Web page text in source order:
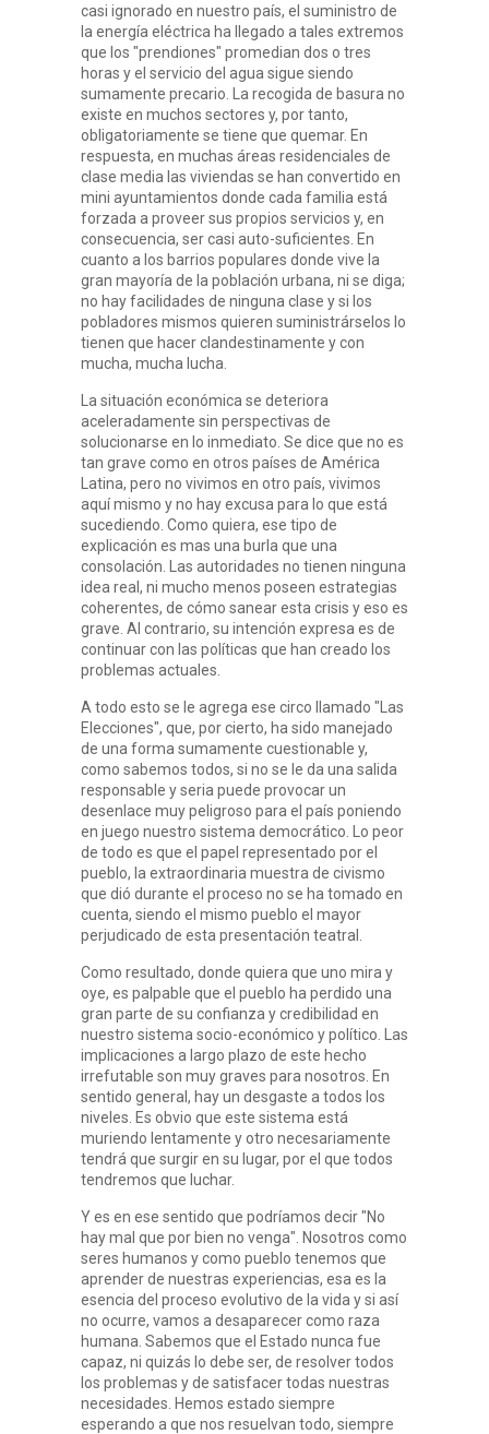
casi ignorado en nuestro país, el suministro de
la energía eléctrica ha llegado a tales extremos
que los "prendiones" promedian dos o tres
horas y el servicio del agua sigue siendo
sumamente precario. La recogida de basura no
existe en muchos sectores y, por tanto,
obligatoriamente se tiene que quemar. En
respuesta, en muchas áreas residenciales de
clase media las viviendas se han convertido en
mini ayuntamientos donde cada familia está
forzada a proveer sus propios servicios y, en
consecuencia, ser casi auto-suficientes. En
cuanto a los barrios populares donde vive la
gran mayoría de la población urbana, ni se diga;
no hay facilidades de ninguna clase y si los
pobladores mismos quieren suministrárselos lo
tienen que hacer clandestinamente y con
mucha, mucha lucha.
La situación económica se deteriora
aceleradamente sin perspectivas de
solucionarse en lo inmediato. Se dice que no es
tan grave como en otros países de América
Latina, pero no vivimos en otro país, vivimos
aquí mismo y no hay excusa para lo que está
sucediendo. Como quiera, ese tipo de
explicación es mas una burla que una
consolación. Las autoridades no tienen ninguna
idea real, ni mucho menos poseen estrategias
coherentes, de cómo sanear esta crisis y eso es
grave. Al contrario, su intención expresa es de
continuar con las políticas que han creado los
problemas actuales.
A todo esto se le agrega ese circo llamado "Las
Elecciones", que, por cierto, ha sido manejado
de una forma sumamente cuestionable y,
como sabemos todos, si no se le da una salida
responsable y seria puede provocar un
desenlace muy peligroso para el país poniendo
en juego nuestro sistema democrático. Lo peor
de todo es que el papel representado por el
pueblo, la extraordinaria muestra de civismo
que dió durante el proceso no se ha tomado en
cuenta, siendo el mismo pueblo el mayor
perjudicado de esta presentación teatral.
Como resultado, donde quiera que uno mira y
oye, es palpable que el pueblo ha perdido una
gran parte de su confianza y credibilidad en
nuestro sistema socio-económico y político. Las
implicaciones a largo plazo de este hecho
irrefutable son muy graves para nosotros. En
sentido general, hay un desgaste a todos los
niveles. Es obvio que este sistema está
muriendo lentamente y otro necesariamente
tendrá que surgir en su lugar, por el que todos
tendremos que luchar.
Y es en ese sentido que podríamos decir "No
hay mal que por bien no venga". Nosotros como
seres humanos y como pueblo tenemos que
aprender de nuestras experiencias, esa es la
esencia del proceso evolutivo de la vida y si así
no ocurre, vamos a desaparecer como raza
humana. Sabemos que el Estado nunca fue
capaz, ni quizás lo debe ser, de resolver todos
los problemas y de satisfacer todas nuestras
necesidades. Hemos estado siempre
esperando a que nos resuelvan todo, siempre